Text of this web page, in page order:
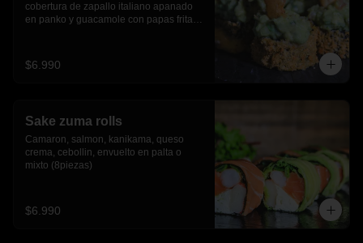
cobertura de zapallo italiano apanado
en panko y guacamole con papas fritas.
$6.990
Sake zuma rolls
Camaron, salmon, kanikama, queso
crema, cebollin, envuelto en palta o
mixto (8piezas)
$6.990